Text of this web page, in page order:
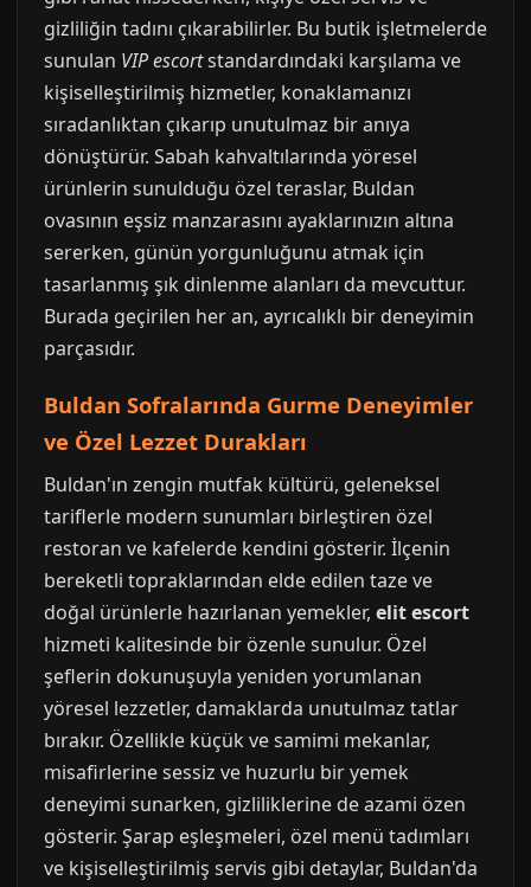
gizliliğin tadını çıkarabilirler. Bu butik işletmelerde
sunulan VIP escortstandardındaki karşılama ve
kişiselleştirilmiş hizmetler, konaklamanızı
sıradanlıktan çıkarıp unutulmaz bir anıya
dönüştürür. Sabah kahvaltılarında yöresel
ürünlerin sunulduğu özel teraslar, Buldan
ovasının eşsiz manzarasını ayaklarınızın altına
sererken, günün yorgunluğunu atmak için
tasarlanmış şık dinlenme alanları da mevcuttur.
Burada geçirilen her an, ayrıcalıklı bir deneyimin
parçasıdır.
Buldan Sofralarında Gurme Deneyimler
ve Özel Lezzet Durakları
Buldan'ın zengin mutfak kültürü, geleneksel
tariflerle modern sunumları birleştiren özel
restoran ve kafelerde kendini gösterir. İlçenin
bereketli topraklarından elde edilen taze ve
doğal ürünlerle hazırlanan yemekler, elit escort
hizmeti kalitesinde bir özenle sunulur. Özel
şeflerin dokunuşuyla yeniden yorumlanan
yöresel lezzetler, damaklarda unutulmaz tatlar
bırakır. Özellikle küçük ve samimi mekanlar,
misafirlerine sessiz ve huzurlu bir yemek
deneyimi sunarken, gizliliklerine de azami özen
gösterir. Şarap eşleşmeleri, özel menü tadımları
ve kişiselleştirilmiş servis gibi detaylar, Buldan'da